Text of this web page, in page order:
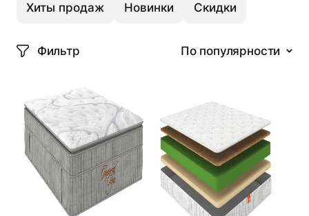
Хиты продаж Новинки Скидки
Фильтр По популярности